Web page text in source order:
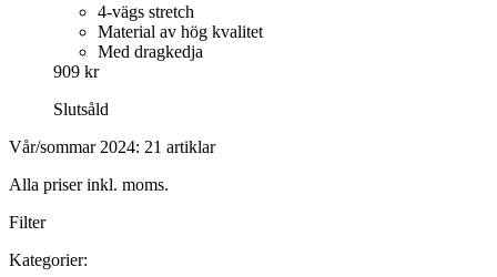
4-vägs stretch
Material av hög kvalitet
Med dragkedja
909 kr
Slutsåld
Vår/sommar 2024: 21 artiklar
Alla priser inkl. moms.
Filter
Kategorier: